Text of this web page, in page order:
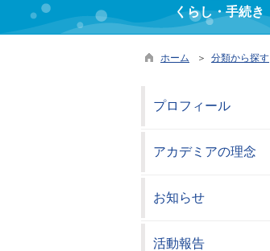
くらし・手続き
ホーム ＞ 分類から探す
プロフィール
アカデミアの理念
お知らせ
活動報告